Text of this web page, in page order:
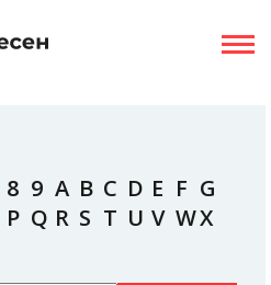
8 9 A B C D E F G
P Q R S T U V WX